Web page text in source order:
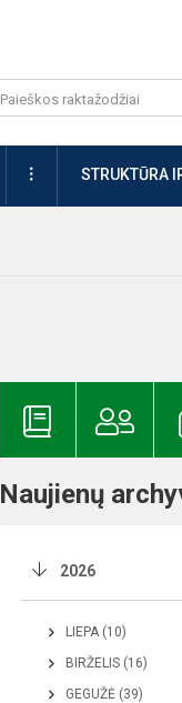
DAUGIAUSTRUKTŪRA
Naujienų
2026
LIEPA (10)
BIRŽELIS (16)
GEGUŽĖ (39)